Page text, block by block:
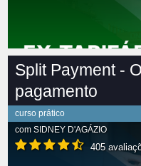
Split Payment -
pagamento
curso prático
com SIDNEY D'AGÁZIO
405